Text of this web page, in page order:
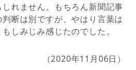
れません。もちろん新聞記事
断は別ですが、やはり言葉は
しみじみ感じたのでした。
（2020年11月06日）